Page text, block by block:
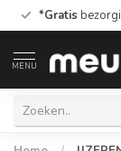
*Gratis
MENU